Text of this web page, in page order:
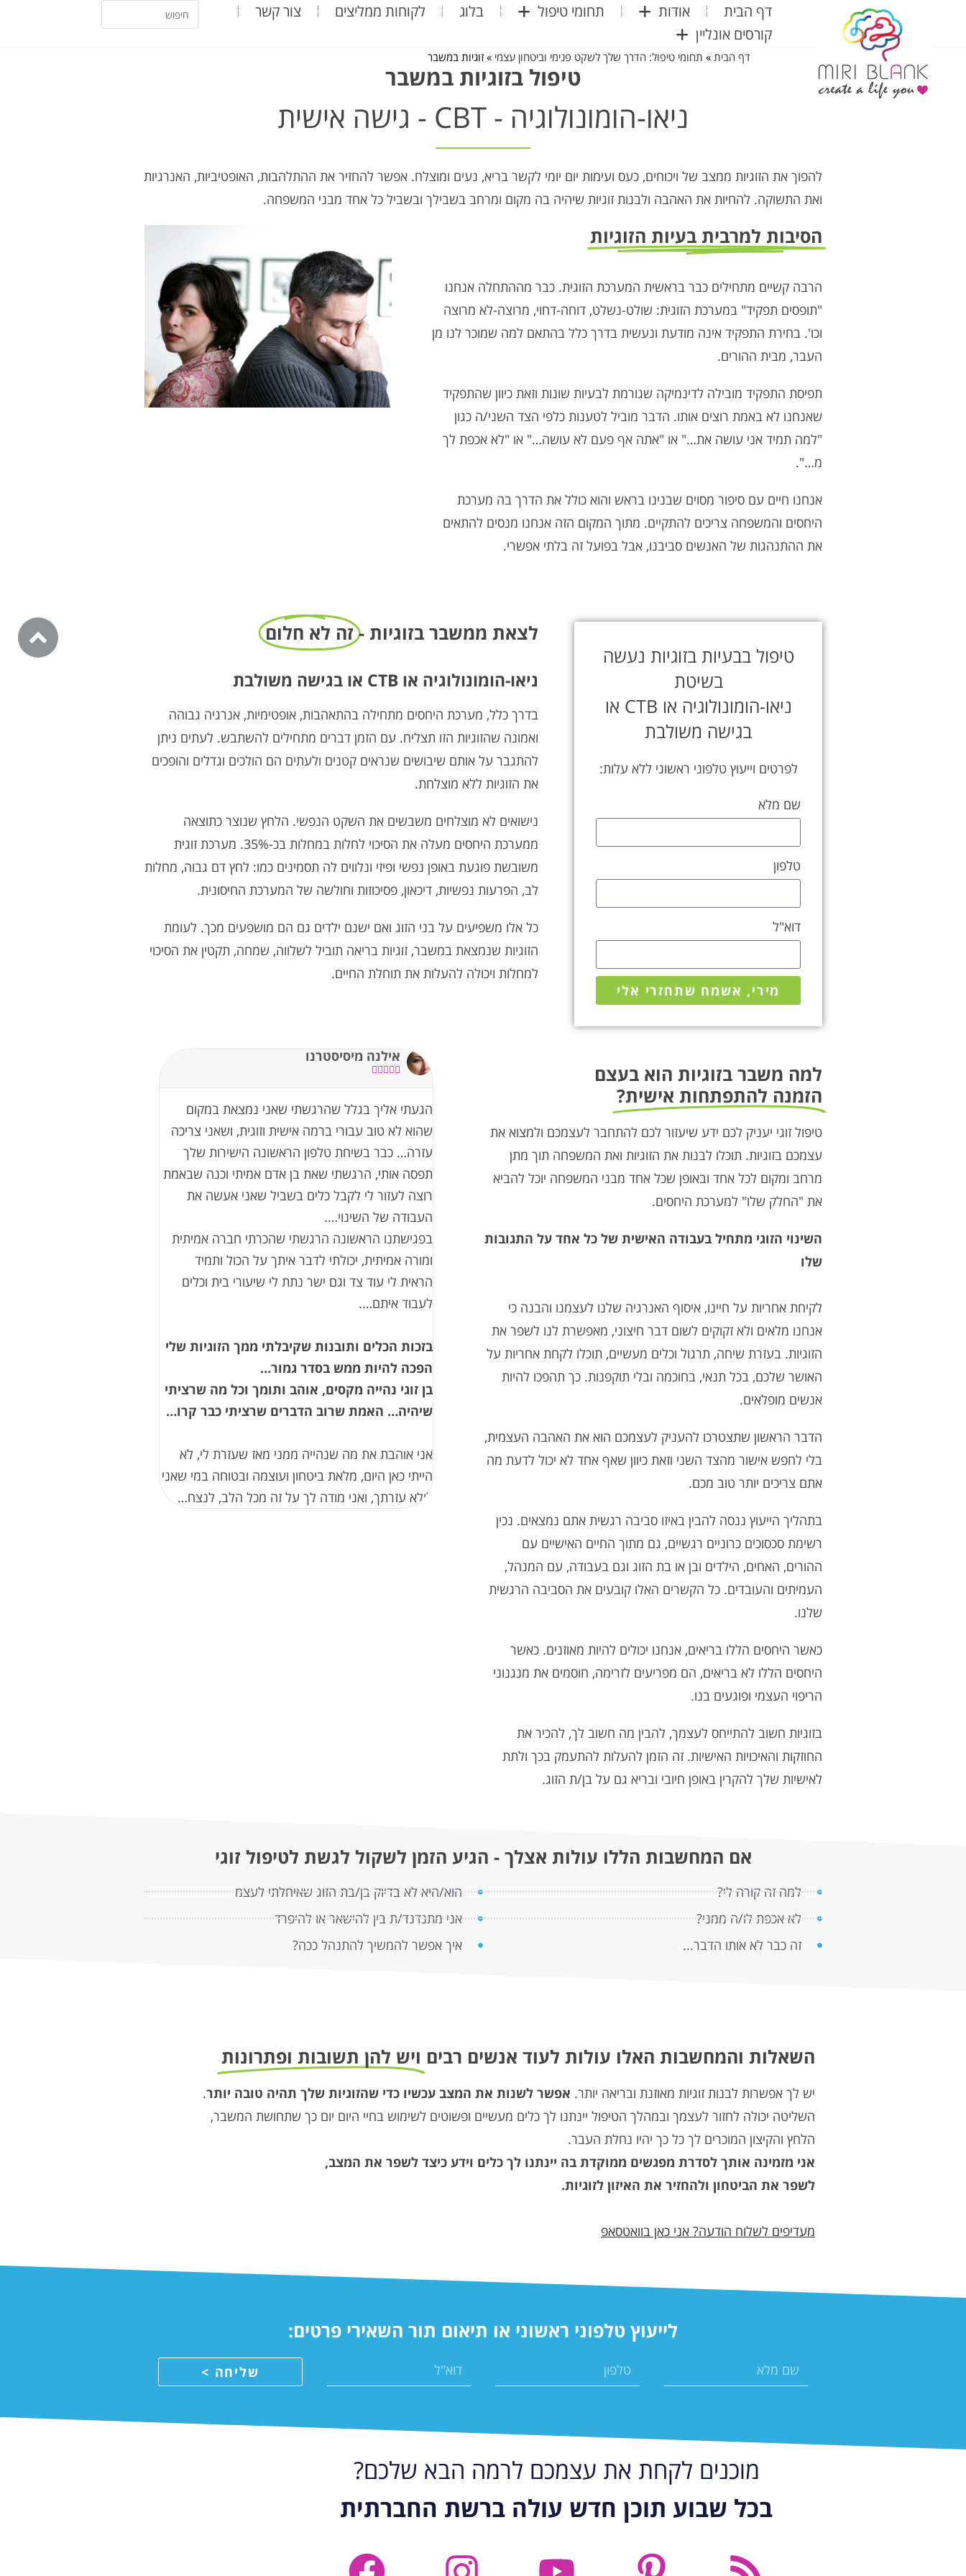
דף הבית אודות תחומי טיפול בלוג לקוחות ממליצים
צור קשר
קורסים אונליין
דף הבית » תחומי טיפול: הדרך שלך לשקט פנימי וביטחון עצמי » זוגיות במשבר
טיפול בזוגיות במשבר
ניאו-הומונולוגיה - CBT - גישה אישית
להפוך את הזוגיות ממצב של ויכוחים, כעס ועימות יום יומי לקשר בריא, נעים ומוצלח. אפשר להחזיר את ההתלהבות, האופטיביות, האנרגיות
ואת התשוקה. להחיות את האהבה ולבנות זוגיות שיהיה בה מקום ומרחב בשבילך ובשביל כל אחד מבני המשפחה.
הסיבות למרבית בעיות הזוגיות
הרבה קשיים מתחילים כבר בראשית המערכת הזוגית. כבר מההתחלה אנחנו
"תופסים תפקיד" במערכת הזוגית: שולט-נשלט, דוחה-דחוי, מרוצה-לא מרוצה
וכו'. בחירת התפקיד אינה מודעת ונעשית בדרך כלל בהתאם למה שמוכר לנו מן
העבר, מבית ההורים.
תפיסת התפקיד מובילה לדינמיקה שגורמת לבעיות שונות וזאת כיוון שהתפקיד
שאנחנו לא באמת רוצים אותו. הדבר מוביל לטענות כלפי הצד השני/ה כגון
"למה תמיד אני עושה את…" או "אתה אף פעם לא עושה…" או "לא אכפת לך
מ…".
אנחנו חיים עם סיפור מסוים שבנינו בראש והוא כולל את הדרך בה מערכת
היחסים והמשפחה צריכים להתקיים. מתוך המקום הזה אנחנו מנסים להתאים
את ההתנהגות של האנשים סביבנו, אבל בפועל זה בלתי אפשרי.
טיפול בבעיות בזוגיות נעשה
בשיטת
ניאו-הומונולוגיה או CTB או
בגישה משולבת
לפרטים וייעוץ טלפוני ראשוני ללא עלות:
שם מלא
טלפון
דוא"ל
מירי, אשמח שתחזרי אלי
לצאת ממשבר בזוגיות -זה לא חלום
ניאו-הומונולוגיה או CTB או בגישה משולבת
בדרך כלל, מערכת היחסים מתחילה בהתאהבות, אופטימיות, אנרגיה גבוהה
ואמונה שהזוגיות הזו תצליח. עם הזמן דברים מתחילים להשתבש. לעתים ניתן
להתגבר על אותם שיבושים שנראים קטנים ולעתים הם הולכים וגדלים והופכים
את הזוגיות ללא מוצלחת.
נישואים לא מוצלחים משבשים את השקט הנפשי. הלחץ שנוצר כתוצאה
ממערכת היחסים מעלה את הסיכוי לחלות במחלות בכ-35%. מערכת זוגית
משובשת פוגעת באופן נפשי ופיזי ונלווים לה תסמינים כמו: לחץ דם גבוה, מחלות
לב, הפרעות נפשיות, דיכאון, פסיכוזות וחולשה של המערכת החיסונית.
כל אלו משפיעים על בני הזוג ואם ישנם ילדים גם הם מושפעים מכך. לעומת
הזוגיות שנמצאת במשבר, זוגיות בריאה תוביל לשלווה, שמחה, תקטין את הסיכוי
למחלות ויכולה להעלות את תוחלת החיים.
למה משבר בזוגיות הוא בעצם
הזמנה להתפתחות אישית?
טיפול זוגי יעניק לכם ידע שיעזור לכם להתחבר לעצמכם ולמצוא את
עצמכם בזוגיות. תוכלו לבנות את הזוגיות ואת המשפחה תוך מתן
מרחב ומקום לכל אחד ובאופן שכל אחד מבני המשפחה יוכל להביא
את "החלק שלו" למערכת היחסים.
השינוי הזוגי מתחיל בעבודה האישית של כל אחד על התגובות
שלו
לקיחת אחריות על חיינו, איסוף האנרגיה שלנו לעצמנו והבנה כי
אנחנו מלאים ולא זקוקים לשום דבר חיצוני, מאפשרת לנו לשפר את
הזוגיות. בעזרת שיחה, תרגול וכלים מעשיים, תוכלו לקחת אחריות על
האושר שלכם, בכל תנאי, בחוכמה ובלי תוקפנות. כך תהפכו להיות
אנשים מופלאים.
הדבר הראשון שתצטרכו להעניק לעצמכם הוא את האהבה העצמית,
בלי לחפש אישור מהצד השני וזאת כיוון שאף אחד לא יכול לדעת מה
אתם צריכים יותר טוב מכם.
בתהליך הייעוץ ננסה להבין באיזו סביבה רגשית אתם נמצאים. נכין
רשימת סכסוכים כרוניים רגשיים, גם מתוך החיים האישיים עם
ההורים, האחים, הילדים ובן או בת הזוג וגם בעבודה, עם המנהל,
העמיתים והעובדים. כל הקשרים האלו קובעים את הסביבה הרגשית
שלנו.
כאשר היחסים הללו בריאים, אנחנו יכולים להיות מאוזנים. כאשר
היחסים הללו לא בריאים, הם מפריעים לזרימה, חוסמים את מנגנוני
הריפוי העצמי ופוגעים בנו.
בזוגיות חשוב להתייחס לעצמך, להבין מה חשוב לך, להכיר את
החוזקות והאיכויות האישיות. זה הזמן להעלות להתעמק בכך ולתת
לאישיות שלך להקרין באופן חיובי ובריא גם על בן/ת הזוג.
אילנה מיסיסטרנו





הגעתי אליך בגלל שהרגשתי שאני נמצאת במקום
שהוא לא טוב עבורי ברמה אישית וזוגית, ושאני צריכה
עזרה… כבר בשיחת טלפון הראשונה הישירות שלך
תפסה אותי, הרגשתי שאת בן אדם אמיתי וכנה שבאמת
רוצה לעזור לי לקבל כלים בשביל שאני אעשה את
העבודה של השינוי….
בפגישתנו הראשונה הרגשתי שהכרתי חברה אמיתית
ומורה אמיתית, יכולתי לדבר איתך על הכול ותמיד
הראית לי עוד צד וגם ישר נתת לי שיעורי בית וכלים
לעבוד איתם….
בזכות הכלים ותובנות שקיבלתי ממך הזוגיות שלי
הפכה להיות ממש בסדר גמור…
בן זוגי נהייה מקסים, אוהב ותומך וכל מה שרציתי
שיהיה… האמת שרוב הדברים שרציתי כבר קרו…
אני אוהבת את מה שנהייה ממני מאז שעזרת לי, לא
הייתי כאן היום, מלאת ביטחון ועוצמה ובטוחה במי שאני
לולא עזרתך, ואני מודה לך על זה מכל הלב, לנצח…
אם המחשבות הללו עולות אצלך - הגיע הזמן לשקול לגשת לטיפול זוגי
למה זה קורה לי?
לא אכפת לו/ה ממני?
זה כבר לא אותו הדבר...
הוא/היא לא בדיוק בן/בת הזוג שאיחלתי לעצמ
אני מתנדנד/ת בין להישאר או להיפרד
איך אפשר להמשיך להתנהל ככה?
השאלות והמחשבות האלו עולות לעוד אנשים רבים ויש להן תשובות ופתרונות
יש לך אפשרות לבנות זוגיות מאוזנת ובריאה יותר. אפשר לשנות את המצב עכשיו כדי שהזוגיות שלך תהיה טובה יותר.
השליטה יכולה לחזור לעצמך ובמהלך הטיפול יינתנו לך כלים מעשיים ופשוטים לשימוש בחיי היום יום כך שתחושת המשבר,
הלחץ והקיצון המוכרים לך כל כך יהיו נחלת העבר.
אני מזמינה אותך לסדרת מפגשים ממוקדת בה יינתנו לך כלים וידע כיצד לשפר את המצב,
לשפר את הביטחון ולהחזיר את האיזון לזוגיות.
מעדיפים לשלוח הודעה? אני כאן בוואטסאפ
לייעוץ טלפוני ראשוני או תיאום תור השאירי פרטים:
שליחה >
מוכנים לקחת את עצמכם לרמה הבא שלכם?
בכל שבוע תוכן חדש עולה ברשת החברתית